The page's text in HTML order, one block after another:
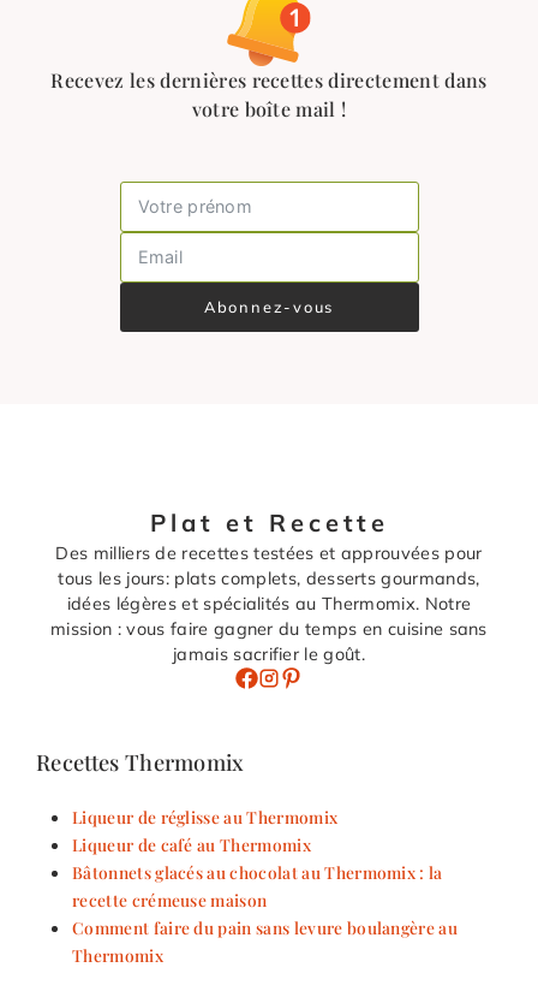
Recevez les dernières recettes directement dans
votre boîte mail !
Abonnez-vous
Plat et Recette
Des milliers de recettes testées et approuvées pour
tous les jours: plats complets, desserts gourmands,
idées légères et spécialités au Thermomix. Notre
mission : vous faire gagner du temps en cuisine sans
jamais sacrifier le goût.
Recettes Thermomix
Liqueur de réglisse au Thermomix
Liqueur de café au Thermomix
Bâtonnets glacés au chocolat au Thermomix : la
recette crémeuse maison
Comment faire du pain sans levure boulangère au
Thermomix